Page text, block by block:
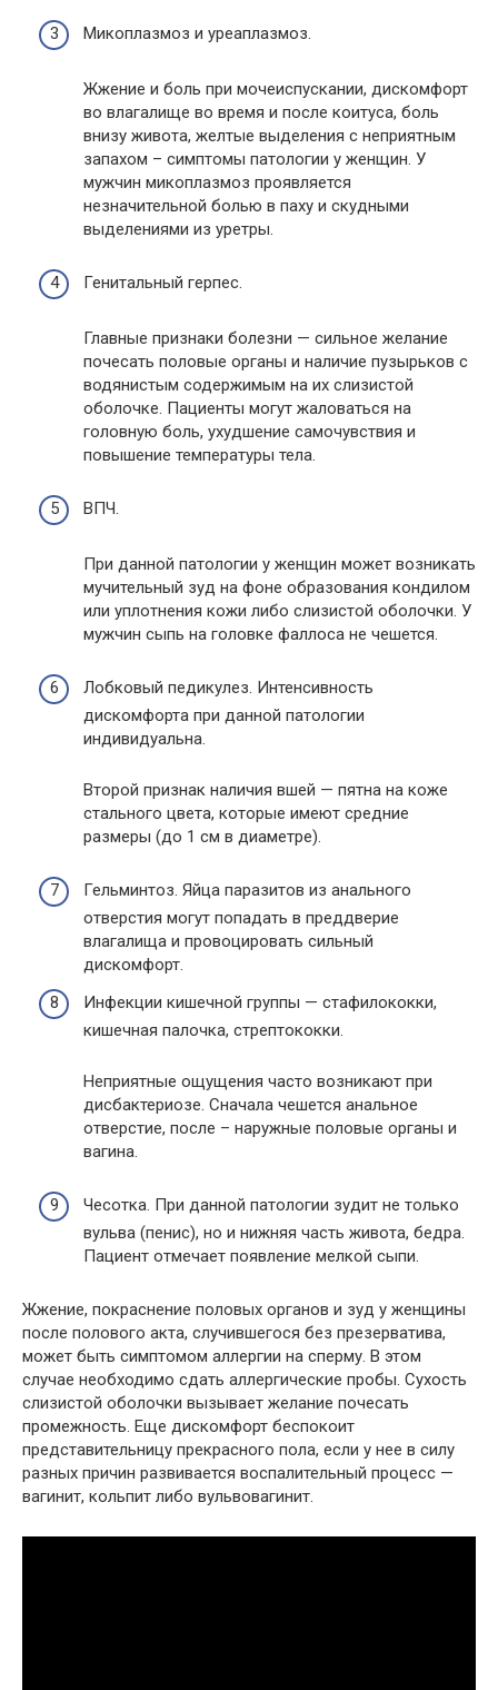
Микоплазмоз и уреаплазмоз.
Жжение и боль при мочеиспускании, дискомфорт
во влагалище во время и после коитуса, боль
внизу живота, желтые выделения с неприятным
запахом – симптомы патологии у женщин. У
мужчин микоплазмоз проявляется
незначительной болью в паху и скудными
выделениями из уретры.
Генитальный герпес.
Главные признаки болезни — сильное желание
почесать половые органы и наличие пузырьков с
водянистым содержимым на их слизистой
оболочке. Пациенты могут жаловаться на
головную боль, ухудшение самочувствия и
повышение температуры тела.
ВПЧ.
При данной патологии у женщин может возникать
мучительный зуд на фоне образования кондилом
или уплотнения кожи либо слизистой оболочки. У
мужчин сыпь на головке фаллоса не чешется.
Лобковый педикулез. Интенсивность
дискомфорта при данной патологии
индивидуальна.
Второй признак наличия вшей — пятна на коже
стального цвета, которые имеют средние
размеры (до 1 см в диаметре).
Гельминтоз. Яйца паразитов из анального
отверстия могут попадать в преддверие
влагалища и провоцировать сильный
дискомфорт.
Инфекции кишечной группы — стафилококки,
кишечная палочка, стрептококки.
Неприятные ощущения часто возникают при
дисбактериозе. Сначала чешется анальное
отверстие, после – наружные половые органы и
вагина.
Чесотка. При данной патологии зудит не только
вульва (пенис), но и нижняя часть живота, бедра.
Пациент отмечает появление мелкой сыпи.
Жжение, покраснение половых органов и зуд у женщины
после полового акта, случившегося без презерватива,
может быть симптомом аллергии на сперму. В этом
случае необходимо сдать аллергические пробы. Сухость
слизистой оболочки вызывает желание почесать
промежность. Еще дискомфорт беспокоит
представительницу прекрасного пола, если у нее в силу
разных причин развивается воспалительный процесс —
вагинит, кольпит либо вульвовагинит.